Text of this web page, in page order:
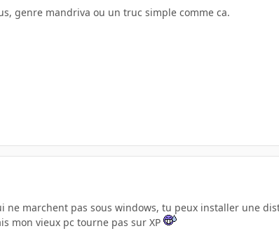
genre mandriva ou un truc simple comme ca.
marchent pas sous windows, tu peux installer une
mon vieux pc tourne pas sur XP